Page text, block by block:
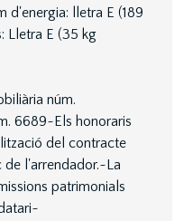
d'energia: lletra E (189
Lletra E (35 kg
núm.
6689~Els honoraris
del contracte
l'arrendador.~La
patrimonials